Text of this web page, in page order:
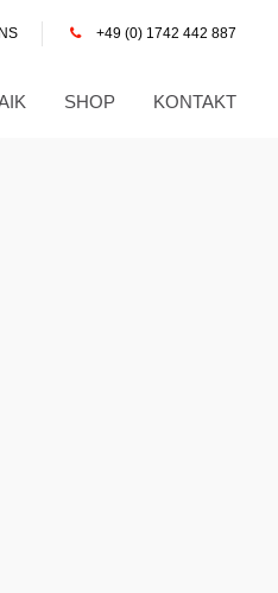
+49 (0) 1742 442 887
SHOP KONTAKT